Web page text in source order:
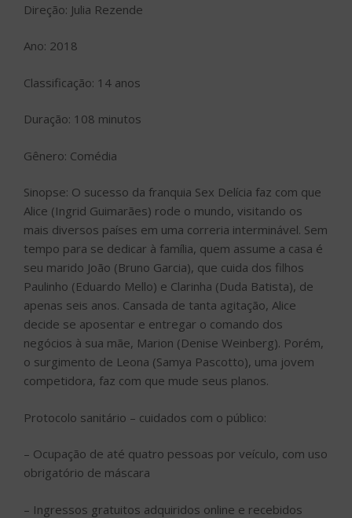
Direção: Julia Rezende
Ano: 2018
Classificação: 14 anos
Duração: 108 minutos
Gênero: Comédia
Sinopse: O sucesso da franquia Sex Delícia faz com que
Alice (Ingrid Guimarães) rode o mundo, visitando os
mais diversos países em uma correria interminável. Sem
tempo para se dedicar à família, quem assume a casa é
seu marido João (Bruno Garcia), que cuida dos filhos
Paulinho (Eduardo Mello) e Clarinha (Duda Batista), de
apenas seis anos. Cansada de tanta agitação, Alice
decide se aposentar e entregar o comando dos
negócios à sua mãe, Marion (Denise Weinberg). Porém,
o surgimento de Leona (Samya Pascotto), uma jovem
competidora, faz com que mude seus planos.
Protocolo sanitário – cuidados com o público:
– Ocupação de até quatro pessoas por veículo, com uso
obrigatório de máscara
– Ingressos gratuitos adquiridos online e recebidos